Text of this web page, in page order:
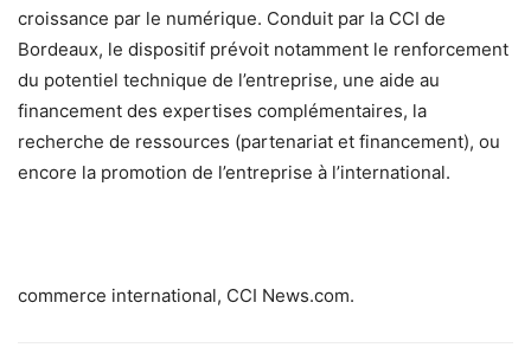
croissance par le numérique. Conduit par la CCI de
Bordeaux, le dispositif prévoit notamment le renforcement
du potentiel technique de l’entreprise, une aide au
financement des expertises complémentaires, la
recherche de ressources (partenariat et financement), ou
encore la promotion de l’entreprise à l’international.
commerce international, CCI News.com.